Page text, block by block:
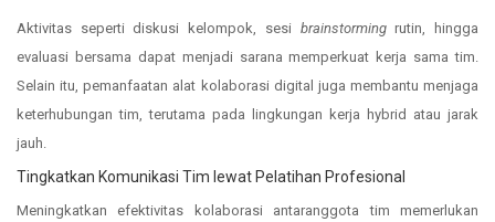
Aktivitas seperti diskusi kelompok, sesi brainstormingrutin, hingga
evaluasi bersama dapat menjadi sarana memperkuat kerja sama tim.
Selain itu, pemanfaatan alat kolaborasi digital juga membantu menjaga
keterhubungan tim, terutama pada lingkungan kerja hybrid atau jarak
jauh.
Tingkatkan Komunikasi Tim lewat Pelatihan Profesional
Meningkatkan efektivitas kolaborasi antaranggota tim memerlukan